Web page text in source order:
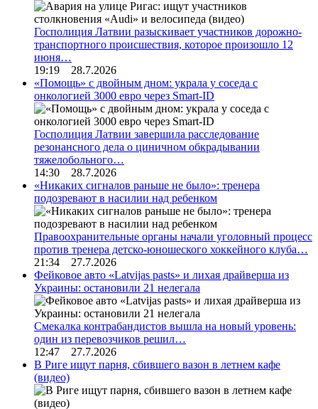
Госполиция Латвии разыскивает участников дорожно-
транспортного происшествия, которое произошло 12
июня…
19:19 28.7.2026
«Помощь» с двойным дном: украла у соседа с
онкологией 3000 евро через Smart-ID
Госполиция Латвии завершила расследование
резонансного дела о циничном обкрадывании
тяжелобольного…
14:30 28.7.2026
«Никаких сигналов раньше не было»: тренера
подозревают в насилии над ребенком
Правоохранительные органы начали уголовный процесс
против тренера детско-юношеского хоккейного клуба…
21:34 27.7.2026
Фейковое авто «Latvijas pasts» и лихая драйверша из
Украины: остановили 21 нелегала
Смекалка контрабандистов вышла на новый уровень:
один из перевозчиков решил…
12:47 27.7.2026
В Риге ищут парня, сбившего вазон в летнем кафе
(видео)